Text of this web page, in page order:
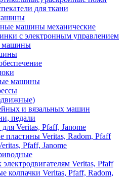
для ткани
машины механические
с электронным управлением
машины
машины
и вязальных машин
педали
для Veritas, Pfaff, Janome
пластины Veritas, Radom, Pfaff
Pfaff, Janome
Veritas, Pfaff
колпачки Veritas, Pfaff, Radom,